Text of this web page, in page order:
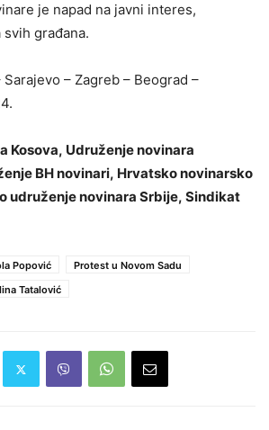
je napad na javni interes,
građana.
– Zagreb – Beograd –
Kosova, Udruženje novinara
BH novinari, Hrvatsko novinarsko
udruženje novinara Srbije, Sindikat
Popović
Protest u Novom Sadu
Tatalović